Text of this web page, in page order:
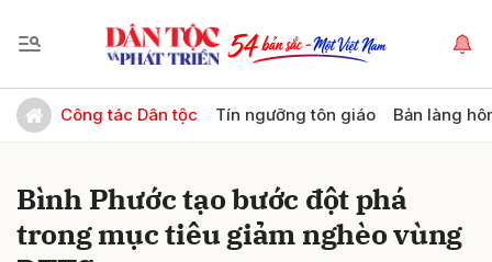
Công tác Dân tộc Tín ngưỡng tôn giáo Bản làng
Bình Phước tạo bước đột phá
trong mục tiêu giảm nghèo vùng
Gửi bình luận